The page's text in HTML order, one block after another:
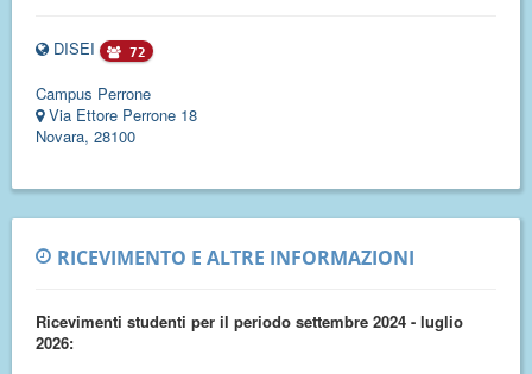
DISEI 72
Campus Perrone
Via Ettore Perrone 18
Novara, 28100
RICEVIMENTO E ALTRE INFORMAZIONI
Ricevimenti studenti per il periodo settembre 2024 - luglio
2026: